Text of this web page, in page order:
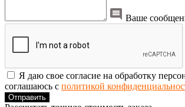
Ваше
Я даю свое согласие на обработку
соглашаюсь с политикой
Отправить